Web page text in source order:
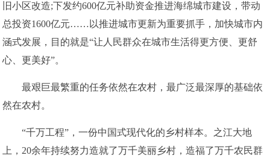
旧小区改造;下发约600亿元补助资金推进海绵城市建设，带动
总投资1600亿元……以推进城市更新为重要抓手，加快城市内
涵式发展，目的就是“让人民群众在城市生活得更方便、更舒
心、更美好”。
最艰巨最繁重的任务依然在农村，最广泛最深厚的基础依
然在农村。
“千万工程”，一份中国式现代化的乡村样本。之江大地
上，20余年持续努力造就了万千美丽乡村，造福了万千农民群